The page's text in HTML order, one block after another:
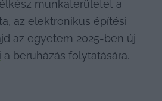
munkaterületet a
az elektronikus építési
az egyetem 2025-ben új
a beruházás folytatására.